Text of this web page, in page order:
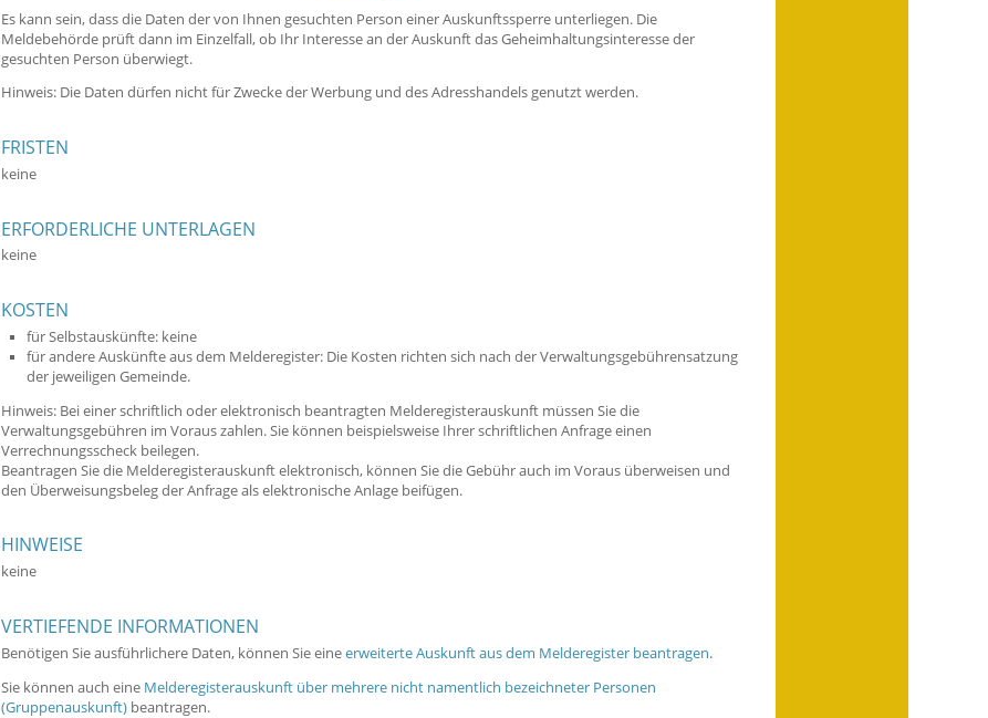
Es kann sein, dass die Daten der von Ihnen gesuchten Person einer Auskunftssperre unterliegen. Die
Meldebehörde prüft dann im Einzelfall, ob Ihr Interesse an der Auskunft das Geheimhaltungsinteresse der
gesuchten Person überwiegt.
Hinweis: Die Daten dürfen nicht für Zwecke der Werbung und des Adresshandels genutzt werden.
FRISTEN
keine
ERFORDERLICHE UNTERLAGEN
keine
KOSTEN
für Selbstauskünfte: keine
für andere Auskünfte aus dem Melderegister: Die Kosten richten sich nach der Verwaltungsgebührensatzung
der jeweiligen Gemeinde.
Hinweis: Bei einer schriftlich oder elektronisch beantragten Melderegisterauskunft müssen Sie die
Verwaltungsgebühren im Voraus zahlen. Sie können beispielsweise Ihrer schriftlichen Anfrage einen
Verrechnungsscheck beilegen.
Beantragen Sie die Melderegisterauskunft elektronisch, können Sie die Gebühr auch im Voraus überweisen und
den Überweisungsbeleg der Anfrage als elektronische Anlage beifügen.
HINWEISE
keine
VERTIEFENDE INFORMATIONEN
Benötigen Sie ausführlichere Daten, können Sie eineerweiterte Auskunft aus dem Melderegister beantragen.
Sie können auch eine Melderegisterauskunft über mehrere nicht namentlich bezeichneter Personen
(Gruppenauskunft) beantragen.